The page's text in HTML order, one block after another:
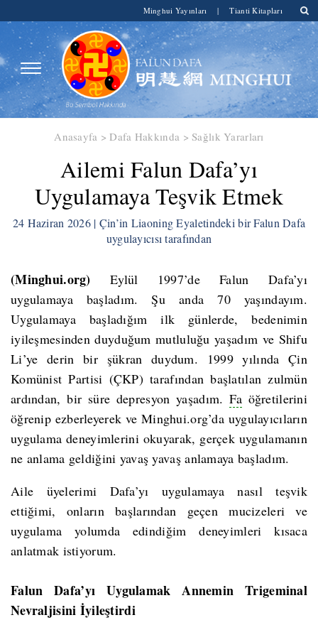
Minghui Yayınları | Tianti Kitapları
Anasayfa >Dafa Hakkında >Sağlık Yararları
​Ailemi Falun Dafa’yı
Uygulamaya Teşvik Etmek
24 Haziran 2026 | Çin’in Liaoning Eyaletindeki bir Falun Dafa
uygulayıcısı tarafından
(Minghui.org)Eylül 1997’de Falun Dafa’yı
uygulamaya başladım. Şu anda 70 yaşındayım.
Uygulamaya başladığım ilk günlerde, bedenimin
iyileşmesinden duyduğum mutluluğu yaşadım ve Shifu
Li’ye derin bir şükran duydum. 1999 yılında Çin
Komünist Partisi (ÇKP) tarafından başlatılan zulmün
ardından, bir süre depresyon yaşadım.Faöğretilerini
öğrenip ezberleyerek ve Minghui.org’da uygulayıcıların
uygulama deneyimlerini okuyarak, gerçek uygulamanın
ne anlama geldiğini yavaş yavaş anlamaya başladım.
Aile üyelerimi Dafa’yı uygulamaya nasıl teşvik
ettiğimi, onların başlarından geçen mucizeleri ve
uygulama yolumda edindiğim deneyimleri kısaca
anlatmak istiyorum.
Falun Dafa’yı Uygulamak Annemin Trigeminal
Nevraljisini İyileştirdi